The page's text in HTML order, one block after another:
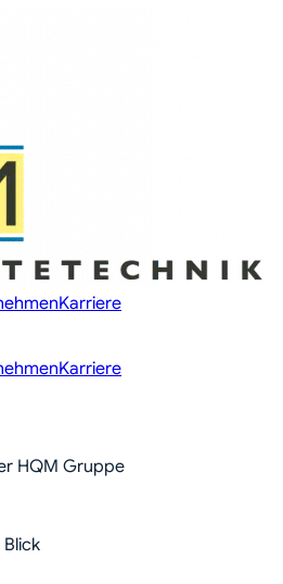
Karriere
Karriere
HQM Gruppe